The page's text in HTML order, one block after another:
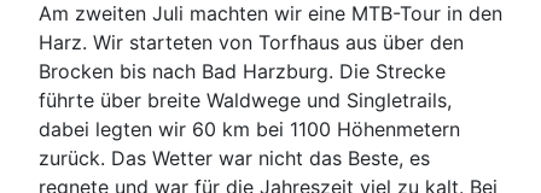
Am zweiten Juli machten wir eine MTB-Tour in den
Harz. Wir starteten von Torfhaus aus über den
Brocken bis nach Bad Harzburg. Die Strecke
führte über breite Waldwege und Singletrails,
dabei legten wir 60 km bei 1100 Höhenmetern
zurück. Das Wetter war nicht das Beste, es
regnete und war für die Jahreszeit viel zu kalt. Bei